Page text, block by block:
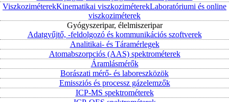
ViszkoziméterekKinematikai viszkoziméterekLaboratóriumi és online
viszkoziméterek
Gyógyszeripar, élelmiszeripar
Adatgyűjtő, -feldolgozó és kommunikációs szoftverek
Analitikai- és Táramérlegek
Atomabszorpciós (AAS) spektrométerek
Áramlásmérők
Borászati mérő- és laboreszközök
Emissziós és processz gázelemzők
ICP-MS spektrométerek